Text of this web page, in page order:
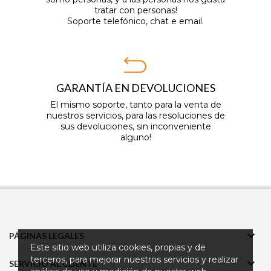
Este sitio web utiliza cookies, propias y de
terceros, para mejorar nuestros servicios y realizar
tratar con personas!
Soporte telefónico, chat e email.
GARANTÍA EN DEVOLUCIONES
El mismo soporte, tanto para la venta de
nuestros servicios, para las resoluciones de
sus devoluciones, sin inconveniente
alguno!
PÁGINAS LEGALES 
SERVICIO AL CLIENTE 